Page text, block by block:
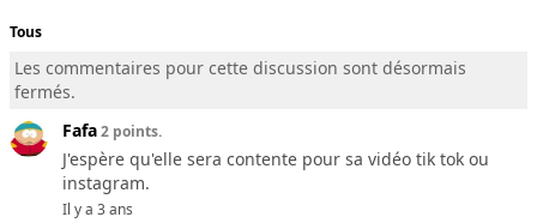
Tous
Les commentaires pour cette discussion sont désormais
fermés.
Fafa2 points.
J'espère qu'elle sera contente pour sa vidéo tik tok ou
instagram.
Il y a 3 ans